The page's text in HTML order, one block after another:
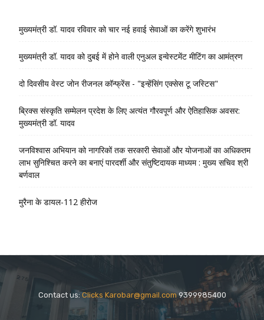
मुख्यमंत्री डॉ. यादव रविवार को चार नई हवाई सेवाओं का करेंगे शुभारंभ
मुख्यमंत्री डॉ. यादव को दुबई में होने वाली एनुअल इन्वेस्टमेंट मीटिंग का आमंत्रण
दो दिवसीय वेस्ट जोन रीजनल कॉन्फ्रेंस - "इन्हेंसिंग एक्सेस टू जस्टिस"
ब्रिक्स संस्कृति सम्मेलन प्रदेश के लिए अत्यंत गौरवपूर्ण और ऐतिहासिक अवसर:
मुख्यमंत्री डॉ. यादव
जनविश्वास अभियान को नागरिकों तक सरकारी सेवाओं और योजनाओं का अधिकतम
लाभ सुनिश्चित करने का बनाएं पारदर्शी और संतुष्टिदायक माध्यम : मुख्य सचिव श्री
बर्णवाल
मुरैना के डायल-112 हीरोज
Contact us: Clicks Karobar@gmail.com9399985400